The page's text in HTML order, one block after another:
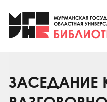
Клуб «Гиря и
Клуб
Коллегам
ЗАСЕДАНИЕ